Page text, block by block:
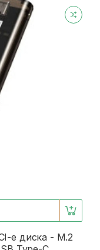
e диска - M.2